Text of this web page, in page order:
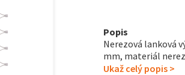
Popis
Nerezová lanková
mm, materiál nerez
Ukaž celý popis >